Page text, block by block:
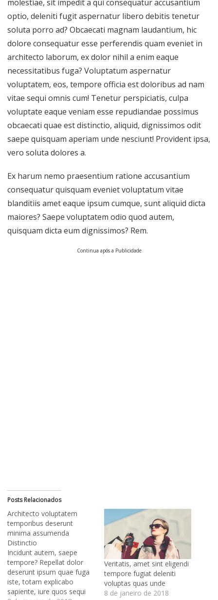
molestiae, sit impedit a qui consequatur accusantium
optio, deleniti fugit aspernatur libero debitis tenetur
soluta porro ad? Obcaecati magnam laudantium, hic
dolore consequatur esse perferendis quam eveniet in
architecto laborum, ex dolor nihil a enim eaque
necessitatibus fuga? Voluptatum aspernatur
voluptatem, eos, tempore officia est doloribus ad nam
vitae sequi omnis cum! Tenetur perspiciatis, culpa
voluptate eaque veniam esse repudiandae possimus
obcaecati quae est distinctio, aliquid, dignissimos odit
saepe quisquam aperiam unde nesciunt! Provident ipsa,
vero soluta dolores a.
Ex harum nemo praesentium ratione accusantium
consequatur quisquam eveniet voluptatum vitae
blanditiis amet eaque ipsum cumque, sunt aliquid dicta
maiores? Saepe voluptatem odio quod autem,
quisquam dicta eum dignissimos? Rem.
Continua após a Publicidade
Posts Relacionados
Architecto voluptatem
temporibus deserunt
minima assumenda
Distinctio
Incidunt autem, saepe
tempore? Repellat dolor
deserunt ipsum quae fuga
iste, totam explicabo
sapiente, iure quos sequi
Veritatis, amet sint eligendi
tempore fugiat deleniti
voluptas quas unde
8 de janeiro de 2018